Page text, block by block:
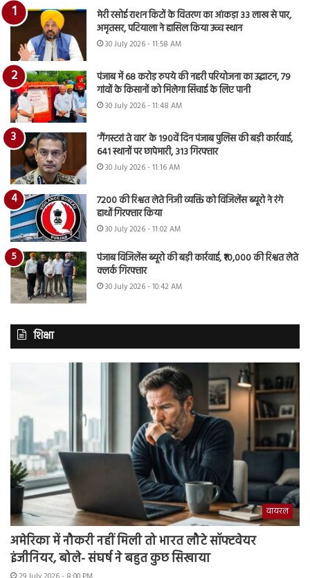
मेरी रसोई राशन किटों के वितरण का आंकड़ा 33 लाख से पार,
अमृतसर, पटियाला ने हासिल किया उच्च स्थान
30 July 2026 - 11:58 AM
पंजाब में 68 करोड़ रुपये की नहरी परियोजना का उद्घाटन, 79
गांवों के किसानों को मिलेगा सिंचाई के लिए पानी
30 July 2026 - 11:48 AM
‘गैंगस्टरां ते वार’ के 190वें दिन पंजाब पुलिस की बड़ी कार्रवाई,
641 स्थानों पर छापेमारी, 313 गिरफ्तार
30 July 2026 - 11:16 AM
7200 की रिश्वत लेते निजी व्यक्ति को विजिलेंस ब्यूरो ने रंगे
हाथों गिरफ्तार किया
30 July 2026 - 11:02 AM
पंजाब विजिलेंस ब्यूरो की बड़ी कार्रवाई, ₹10,000 की रिश्वत लेते
क्लर्क गिरफ्तार
30 July 2026 - 10:42 AM
शिक्षा
वायरल
अमेरिका में नौकरी नहीं मिली तो भारत लौटे सॉफ्टवेयर
इंजीनियर, बोले- संघर्ष ने बहुत कुछ सिखाया